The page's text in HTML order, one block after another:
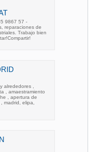
9867 57 -
reparaciones de
Trabajo bien
alrededores ,
, amaestramiento
, apertura de
madrid, elipa,